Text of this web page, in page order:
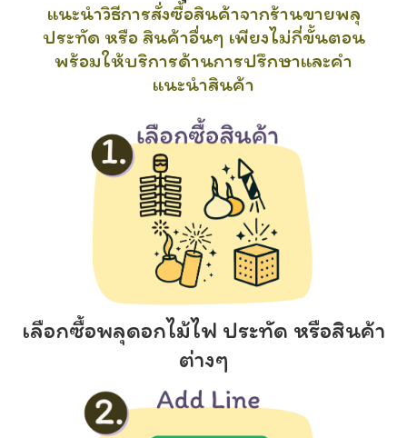
แนะนำวิธีการสั่งซื้อสินค้าจากร้านขายพลุ
ประทัด หรือ สินค้าอื่นๆ เพียงไม่กี่ขั้นตอน
พร้อมให้บริการด้านการปรึกษาและคำ
แนะนำสินค้า
เลือกซื้อพลุดอกไม้ไฟ ประทัด หรือสินค้า
ต่างๆ